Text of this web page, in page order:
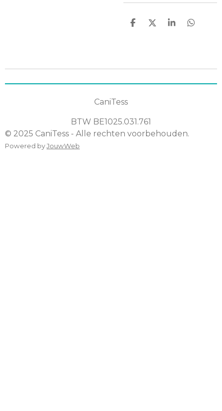
D
D
S
D
CaniTess
BTW BE1025.031.761
© 2025 CaniTess - Alle rechten voorbehouden.
Powered byJouwWeb